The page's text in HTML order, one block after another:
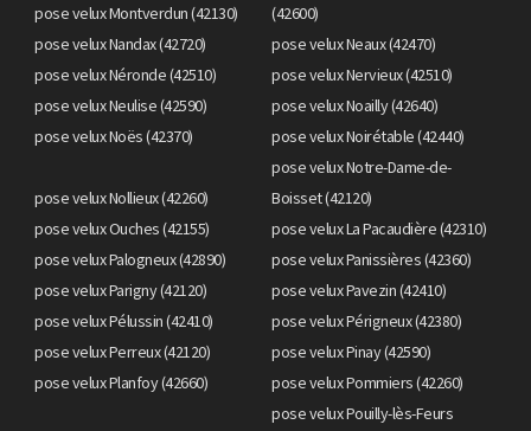
pose velux Montverdun (42130)
(42600)
pose velux Nandax (42720)
pose velux Neaux (42470)
pose velux Néronde (42510)
pose velux Nervieux (42510)
pose velux Neulise (42590)
pose velux Noailly (42640)
pose velux Noës (42370)
pose velux Noirétable (42440)
pose velux Nollieux (42260)
pose velux Notre-Dame-de-
Boisset (42120)
pose velux Ouches (42155)
pose velux La Pacaudière (42310)
pose velux Palogneux (42890)
pose velux Panissières (42360)
pose velux Parigny (42120)
pose velux Pavezin (42410)
pose velux Pélussin (42410)
pose velux Périgneux (42380)
pose velux Perreux (42120)
pose velux Pinay (42590)
pose velux Planfoy (42660)
pose velux Pommiers (42260)
pose velux Pouilly-lès-Feurs